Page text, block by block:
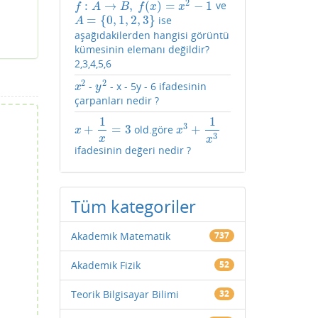
f : A → B, f(x) = x2 − 1
f:A→B , f(x )=x −1 ve
A = {0, 1, 2,3}
A= {0, 1, 2,3 }
ise
aşağıdakilerden hangisi görüntü
kümesinin elemanı değildir?
2,3,4,5,6
x2
x2 -y2
y2 - x - 5y - 6 ifadesinin
çarpanları nedir ?
x +
1
x
= 3
x+1x =3 old.görex3 +
1
x3
x3+1x 3
ifadesinin değeri nedir ?
Tüm kategoriler
Akademik Matematik 737
Akademik Fizik 52
Teorik Bilgisayar Bilimi 32